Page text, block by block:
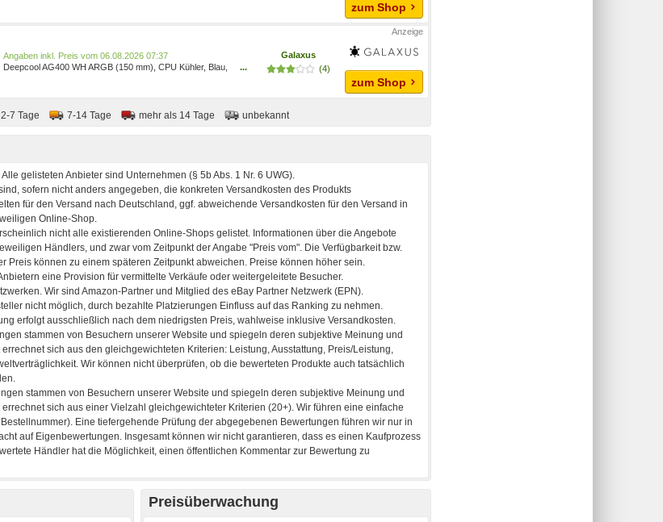
zum Shop
Preis vom 06.08.2026 07:37
Deepcool AG400 WH ARGB (150 mm), CPU Kühler, Blau,
...
Galaxus
(4)
zum Shop
2-7 Tage 7-14 Tage mehr als 14 Tage unbekannt
Preisüberwachung